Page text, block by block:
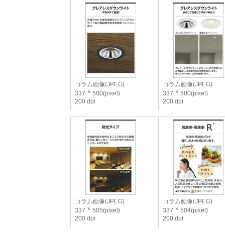
コラム画像(JPEG)
337
500(pixel)
200 dpi
コラム画像(JPEG)
337
500(pixel)
200 dpi
コラム画像(JPEG)
337
505(pixel)
200 dpi
コラム画像(JPEG)
337
504(pixel)
200 dpi